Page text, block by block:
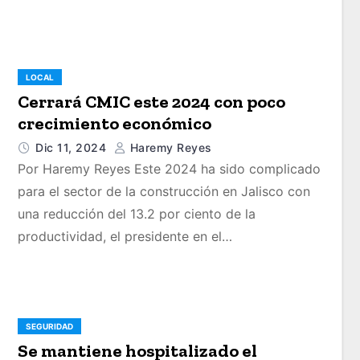
LOCAL
Cerrará CMIC este 2024 con poco
crecimiento económico
Dic 11, 2024 Haremy Reyes
Por Haremy Reyes Este 2024 ha sido complicado
para el sector de la construcción en Jalisco con
una reducción del 13.2 por ciento de la
productividad, el presidente en el…
SEGURIDAD
Se mantiene hospitalizado el